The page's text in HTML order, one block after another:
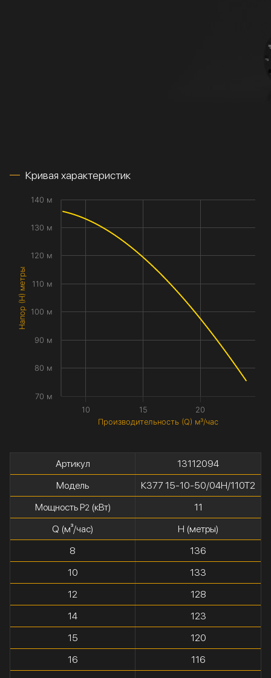
Кривая характеристик
Производительность (Q) м³/час
Напор (H) метры
10 15 20
70 м
80 м
90 м
100 м
110 м
120 м
130 м
140 м
Артикул
13112094
Модель
К377 15-10-50/04Н/110Т2
Мощность P2(кВт)
11
Q (м³/час)
H (метры)
8
136
10
133
12
128
14
123
15
120
16
116